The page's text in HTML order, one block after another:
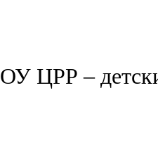
ЦРР –